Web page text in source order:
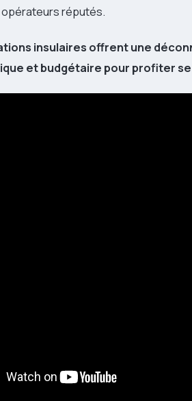
réputés.
insulaires offrent une
et budgétaire pour profiter